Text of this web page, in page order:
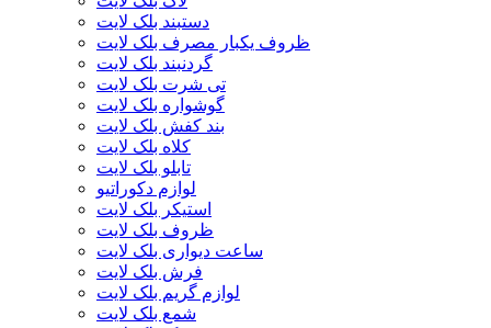
دستبند بلک لایت
ظروف یکبار مصرف بلک لایت
گردنبند بلک لایت
تی شرت بلک لایت
گوشواره بلک لایت
بند کفش بلک لایت
کلاه بلک لایت
تابلو بلک لایت
لوازم دکوراتیو
استیکر بلک لایت
ظروف بلک لایت
ساعت دیواری بلک لایت
فرش بلک لایت
لوازم گریم بلک لایت
شمع بلک لایت